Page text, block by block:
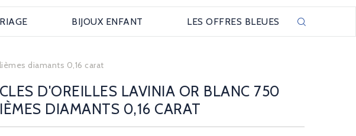
BIJOUX ENFANT LES OFFRES BLEUES
diamants 0,16 carat
D'OREILLES LAVINIA OR BLANC 750
DIAMANTS 0,16 CARAT